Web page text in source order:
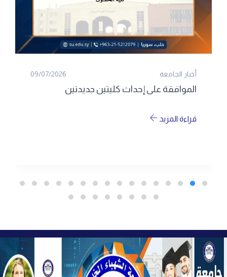
أخبار الجامعة 09/07/2026
الموافقة على إحداث كليتين جديدتين
قراءة المزيد